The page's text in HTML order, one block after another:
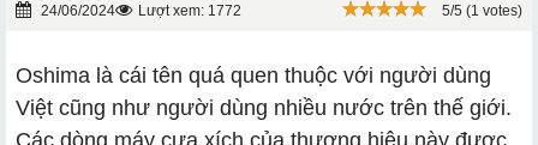
24/06/2024 Lượt xem: 1772 5/5 (1 votes)
Oshima là cái tên quá quen thuộc với người dùng
Việt cũng như người dùng nhiều nước trên thế giới.
Các dòng máy cưa xích của thương hiệu này được